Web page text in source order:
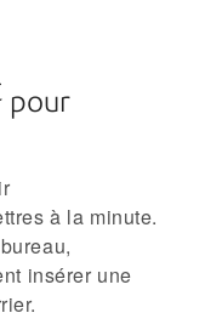
pour
à la minute.
insérer une